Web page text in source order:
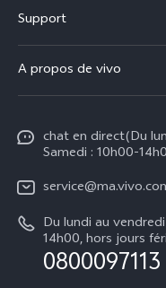
V70 FE
V60 Lite
Y29
Y04
Tous les modèles
Support
Centre de Services
Funtouch OS
Prix des pièces de
Mise à jour du système
L'état d'avancement de
A propos de vivo
Presse
Mentions légales
À propos de vivo
Durabilité
chat en direct(Du
Samedi : 10h00-
Du lundi au
14h00, hors jours
0800097113